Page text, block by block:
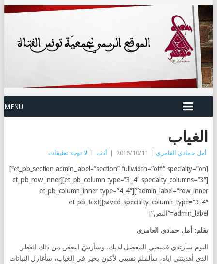
MENU
الغياب
أمل حمادي العامري|
2016/10/11 أدب لا توجد تعليقات
[et_pb_section admin_label=”section” fullwidth=”off” specialty=”on”]
[et_pb_column type=”3_4″ specialty_columns=”3″][et_pb_row_inner
admin_label=”row_inner”][et_pb_column_inner type=”4_4″
saved_specialty_column_type=”3_4″][et_pb_text
admin_label=”النص”]
بقلم: أمل حمادي العامري
اليوم سأرتدي قميصي المفضل لديك، وسأرشّ البعض من ذلك العطر
الذي أهديتني اياه، سألملم نفسي لأكون بخير في الغياب، سأغازل النباتات